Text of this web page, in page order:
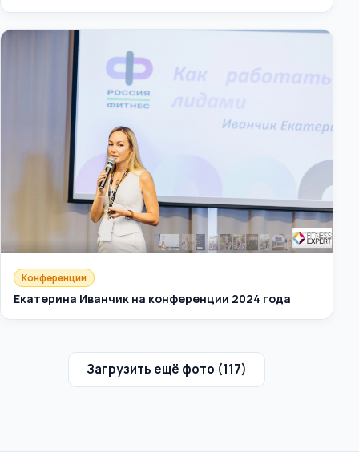
Конференции
Екатерина Иванчик на конференции 2024 года
Загрузить ещё фото (117)